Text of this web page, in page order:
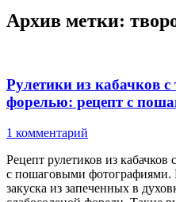
Архив метки:
Рулетики из кабачков
форелью: рецепт с
1 комментарий
Рецепт рулетиков из
с пошаговыми фотографиями.
закуска из запеченных в